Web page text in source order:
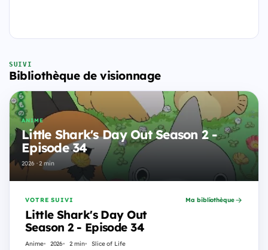
SUIVI
Bibliothèque de visionnage
ANIME
Little Shark's Day Out Season 2 -
Episode 34
2026 · 2 min
VOTRE SUIVI
Little Shark's Day Out
Season 2 - Episode 34
Anime 2026 2 min Slice of Life
Ma bibliothèque